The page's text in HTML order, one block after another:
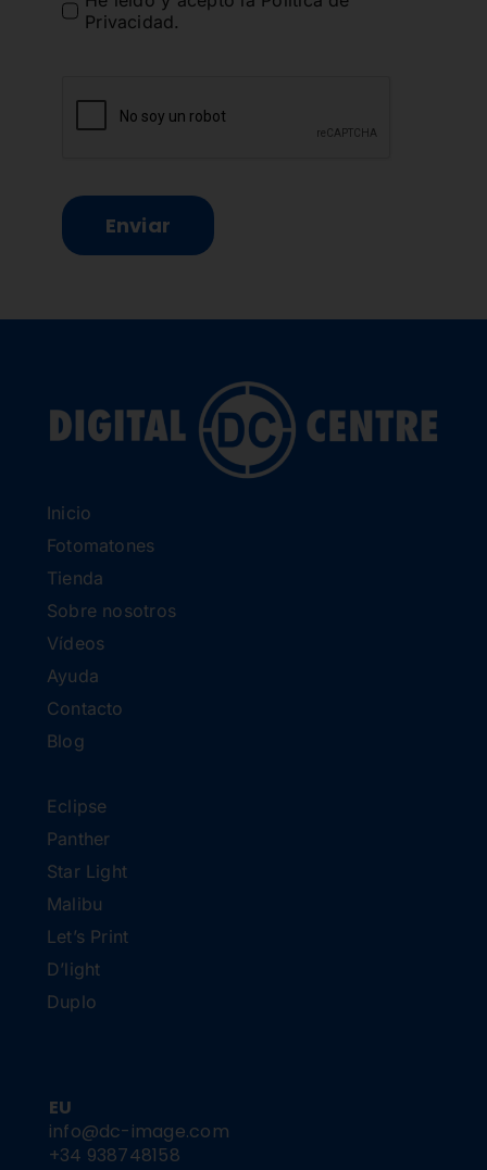
Privacidad.
Enviar
Inicio
Fotomatones
Tienda
Sobre nosotros
Vídeos
Ayuda
Contacto
Blog
Eclipse
Panther
Star Light
Malibu
Let’s Print
D’light
Duplo
EU
info@dc-image.com
+34 938748158